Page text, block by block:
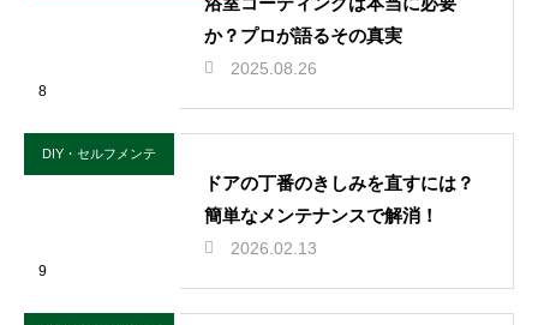
8
か？プロが語るその真実
2025.08.26
DIY・セルフメンテ
9
ドアの丁番のきしみを直すには？
簡単なメンテナンスで解消！
2026.02.13